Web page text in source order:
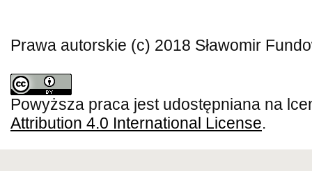
Prawa autorskie (c) 2018 Sławomir
Powyższa praca jest udostępniana na
Attribution 4.0 International License.